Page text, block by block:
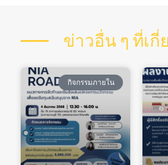
ข่าวอื่น ๆ ที่เกี่
กิจกรรมภายใน